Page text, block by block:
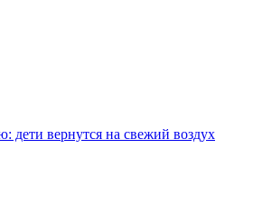
дети вернутся на свежий воздух